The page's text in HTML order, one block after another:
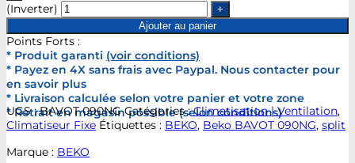
(Inverter)
Ajouter au panier
Points Forts :
* Produit garanti (voir conditions)
* Payez en 4X sans frais avec Paypal. Nous contacter pour
en savoir plus
* Livraison calculée selon votre panier et votre zone
* Retrait en magasin possible (selon conditions)
UGS :BAVOT 090NG Catégories :Climatisation | Ventilation,
Climatiseur Fixe Étiquettes : BEKO, Beko BAVOT 090NG, split
Marque : BEKO